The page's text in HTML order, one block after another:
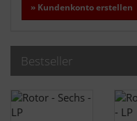
» Kundenkonto erstellen
Bestseller